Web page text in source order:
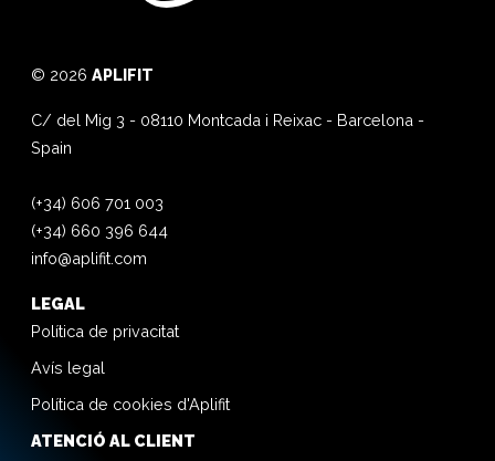
© 2026 APLIFIT
C/ del Mig 3 - 08110 Montcada i Reixac - Barcelona -
Spain
(+34) 606 701 003
(+34) 660 396 644
info@aplifit.com
LEGAL
Política de privacitat
Avís legal
Política de cookies d'Aplifit
ATENCIÓ AL CLIENT